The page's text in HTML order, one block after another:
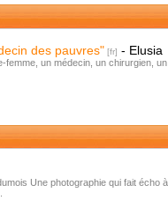
des pauvres" - Elusia
un médecin, un chirurgien,
Une photographie qui fait